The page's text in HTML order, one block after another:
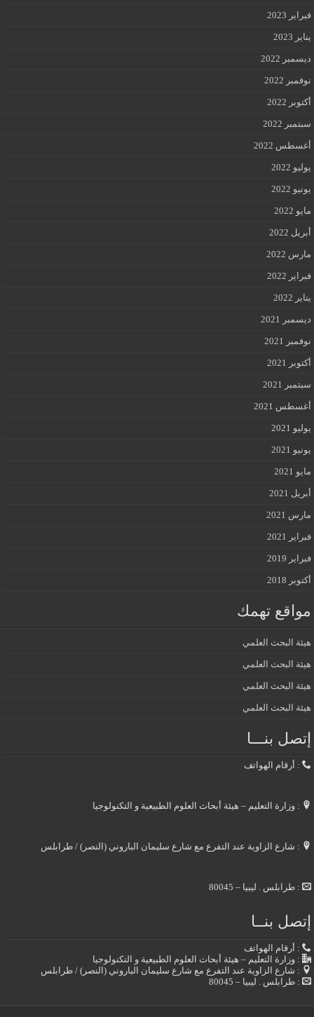
فبراير 2023
يناير 2023
ديسمبر 2022
نوفمبر 2022
أكتوبر 2022
سبتمبر 2022
أغسطس 2022
يوليو 2022
يونيو 2022
مايو 2022
أبريل 2022
مارس 2022
فبراير 2022
يناير 2022
ديسمبر 2021
نوفمبر 2021
أكتوبر 2021
سبتمبر 2021
أغسطس 2021
يوليو 2021
يونيو 2021
مايو 2021
أبريل 2021
مارس 2021
فبراير 2021
فبراير 2019
أكتوبر 2018
مواقع تهمك
هيئة البحث العلمي
هيئة البحث العلمي
هيئة البحث العلمي
هيئة البحث العلمي
إتصل بنـــا
: أرقام الهواتف
: وزارة التعليم – هيئة أبحاث العلوم الطبيعية و التكنولوجيا
: شارع الزاوية عند التفرع مع شارع سليمان الباروني (النصر) / طرابلس
: طرابلس . ليبيا – 80045
إتصل بنــا
: أرقام الهواتف
: وزارة التعليم – هيئة أبحاث العلوم الطبيعية و التكنولوجيا
: شارع الزاوية عند التفرع مع شارع سليمان الباروني (النصر) / طرابلس
: طرابلس . ليبيا – 80045